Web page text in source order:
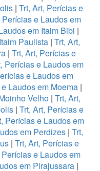
| Trt, Art, Perícias e
Perícias e Laudos em
em Itaim Bibi |
Paulista | Trt, Art,
| Trt, Art, Perícias e
Perícias e Laudos em
e Laudos em
Laudos em Moema|
Velho | Trt, Art,
| Trt, Art, Perícias e
Perícias e Laudos em
em Perdizes | Trt,
| Trt, Art, Perícias e
Perícias e Laudos em
em Pirajussara |